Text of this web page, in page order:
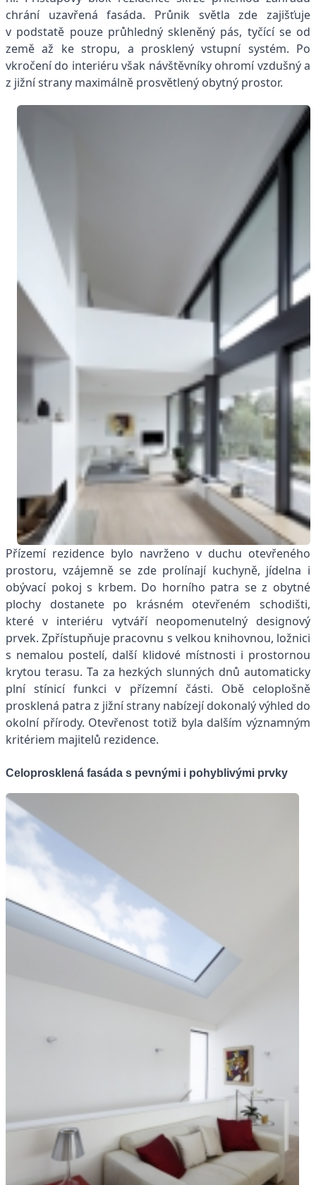
chrání uzavřená fasáda. Průnik světla zde zajišťuje
v podstatě pouze průhledný skleněný pás, tyčící se od
země až ke stropu, a prosklený vstupní systém. Po
vkročení do interiéru však návštěvníky ohromí vzdušný a
z jižní strany maximálně prosvětlený obytný prostor.
Přízemí rezidence bylo navrženo v duchu otevřeného
prostoru, vzájemně se zde prolínají kuchyně, jídelna i
obývací pokoj s krbem. Do horního patra se z obytné
plochy dostanete po krásném otevřeném schodišti,
které v interiéru vytváří neopomenutelný designový
prvek. Zpřístupňuje pracovnu s velkou knihovnou, ložnici
s nemalou postelí, další klidové místnosti i prostornou
krytou terasu. Ta za hezkých slunných dnů automaticky
plní stínicí funkci v přízemní části. Obě celoplošně
prosklená patra z jižní strany nabízejí dokonalý výhled do
okolní přírody. Otevřenost totiž byla dalším významným
kritériem majitelů rezidence.
Celoprosklená fasáda s pevnými i pohyblivými prvky